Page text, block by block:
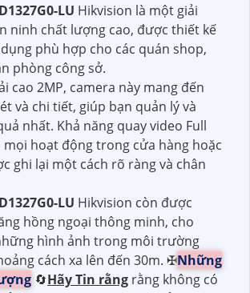
LU Hikvision là một giải
ninh chất lượng cao, được thiết kế
phù hợp cho các quán shop,
phòng công sở.
cao 2MP, camera này mang đến
và chi tiết, giúp bạn quản lý và
nhất. Khả năng quay video Full
mọi hoạt động trong cửa hàng hoặc
ghi lại một cách rõ ràng và chân
LU Hikvision còn được
hồng ngoại thông minh, cho
hình ảnh trong môi trường
cách xa lên đến 30m. ✠Những
🔄Hãy Tin rằng rằng không có